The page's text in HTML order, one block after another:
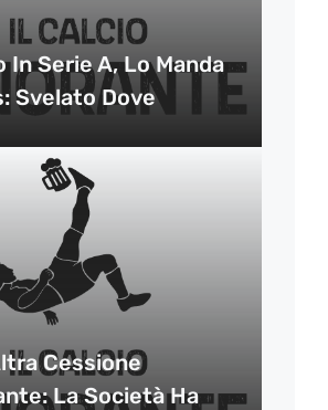
In Serie A, Lo Manda
Svelato Dove
Cessione
La Società Ha